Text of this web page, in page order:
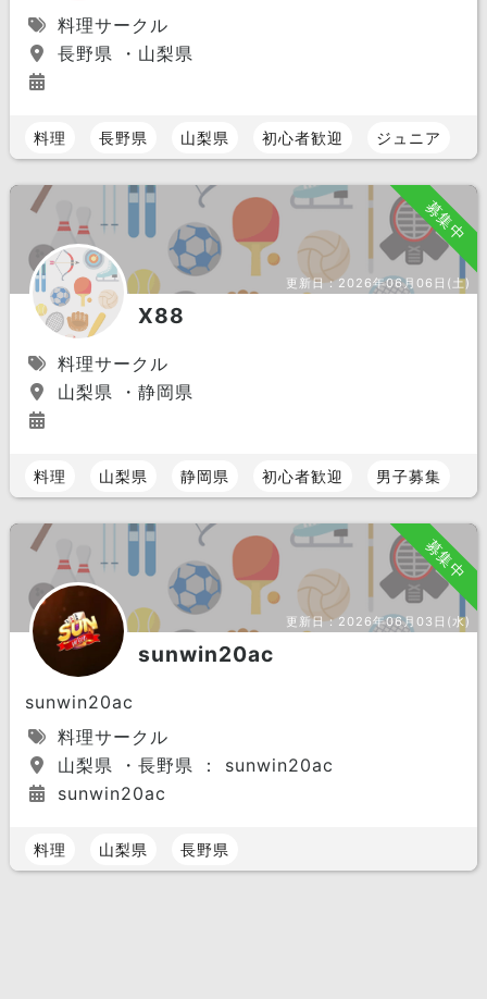
料理サークル
長野県 ・山梨県
料理 長野県 山梨県 初心者歓迎 ジュニア
募集中
更新日：2026年06月06日(土)
X88
料理サークル
山梨県 ・静岡県
料理 山梨県 静岡県 初心者歓迎 男子募集
募集中
更新日：2026年06月03日(水)
sunwin20ac
sunwin20ac
料理サークル
山梨県 ・長野県 ： sunwin20ac
sunwin20ac
料理 山梨県 長野県